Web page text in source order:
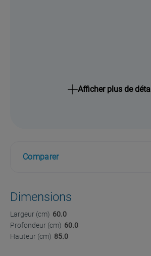
Afficher plus de
Comparer
Dimensions
Largeur (cm) 60.0
Profondeur (cm) 60.0
Hauteur (cm) 85.0